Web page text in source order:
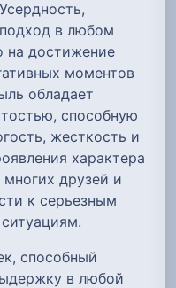
в любом
на достижение
моментов
обладает
способную
жесткость и
характера
друзей и
к серьезным
способный
в любой